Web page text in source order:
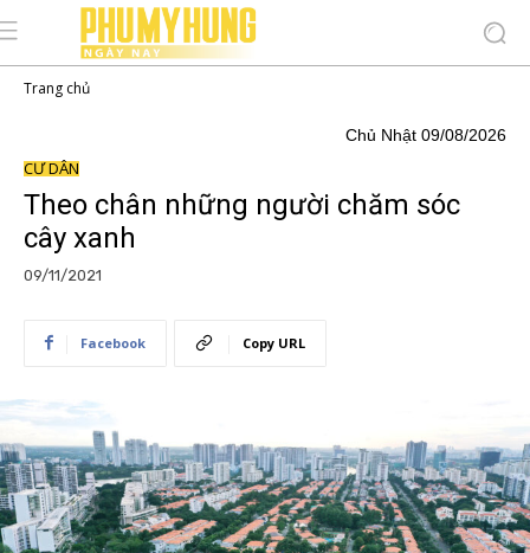
Trang chủ
Chủ Nhật 09/08/2026
CƯ DÂN
Theo chân những người chăm sóc
cây xanh
09/11/2021
Facebook Copy URL